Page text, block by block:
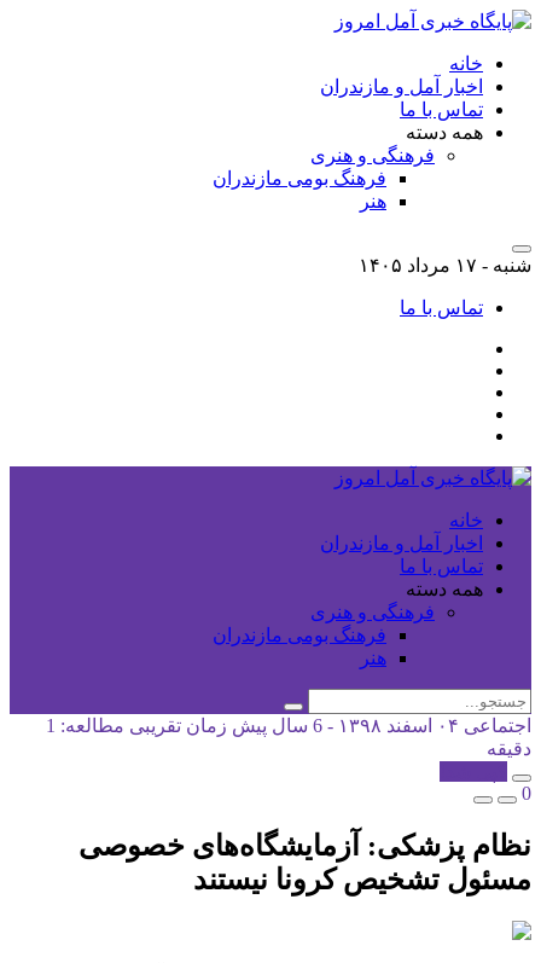
خانه
اخبار آمل و مازندران
تماس با ما
همه دسته
فرهنگی و هنری
فرهنگ بومی مازندران
هنر
شنبه - ۱۷ مرداد ۱۴۰۵
تماس با ما
خانه
اخبار آمل و مازندران
تماس با ما
همه دسته
فرهنگی و هنری
فرهنگ بومی مازندران
هنر
اجتماعی ۰۴ اسفند ۱۳۹۸ - 6 سال پیش
زمان تقریبی مطالعه: 1
دقیقه
0
نظام پزشکی: آزمایشگاه‌های خصوصی
مسئول تشخیص کرونا نیستند